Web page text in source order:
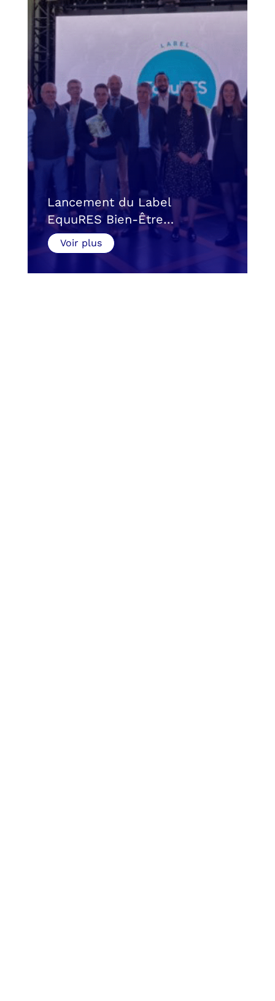
Lancement du Label
EquuRES Bien-Être…
Voir plus